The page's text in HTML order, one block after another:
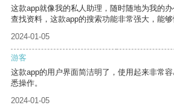
这款app就像我的私人助理，随时随地为我的
查找资料，这款app的搜索功能非常强大，能够
2024-01-05
游客
这款app的用户界面简洁明了，使用起来非常
悉操作。
2024-01-05